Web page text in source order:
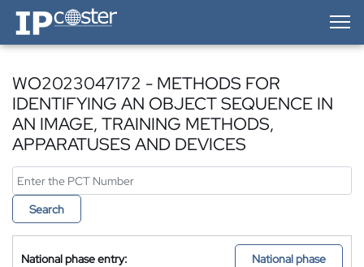
IP-Coster — Home
WO2023047172 - METHODS FOR
IDENTIFYING AN OBJECT SEQUENCE IN
AN IMAGE, TRAINING METHODS,
APPARATUSES AND DEVICES
Search
National phase entry: National phase